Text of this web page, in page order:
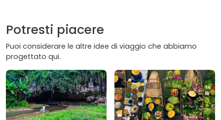
Potresti piacere
Puoi considerare le altre idee di viaggio che abbiamo
progettato qui.